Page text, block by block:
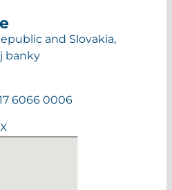
and Slovakia,
banky
6066 0006